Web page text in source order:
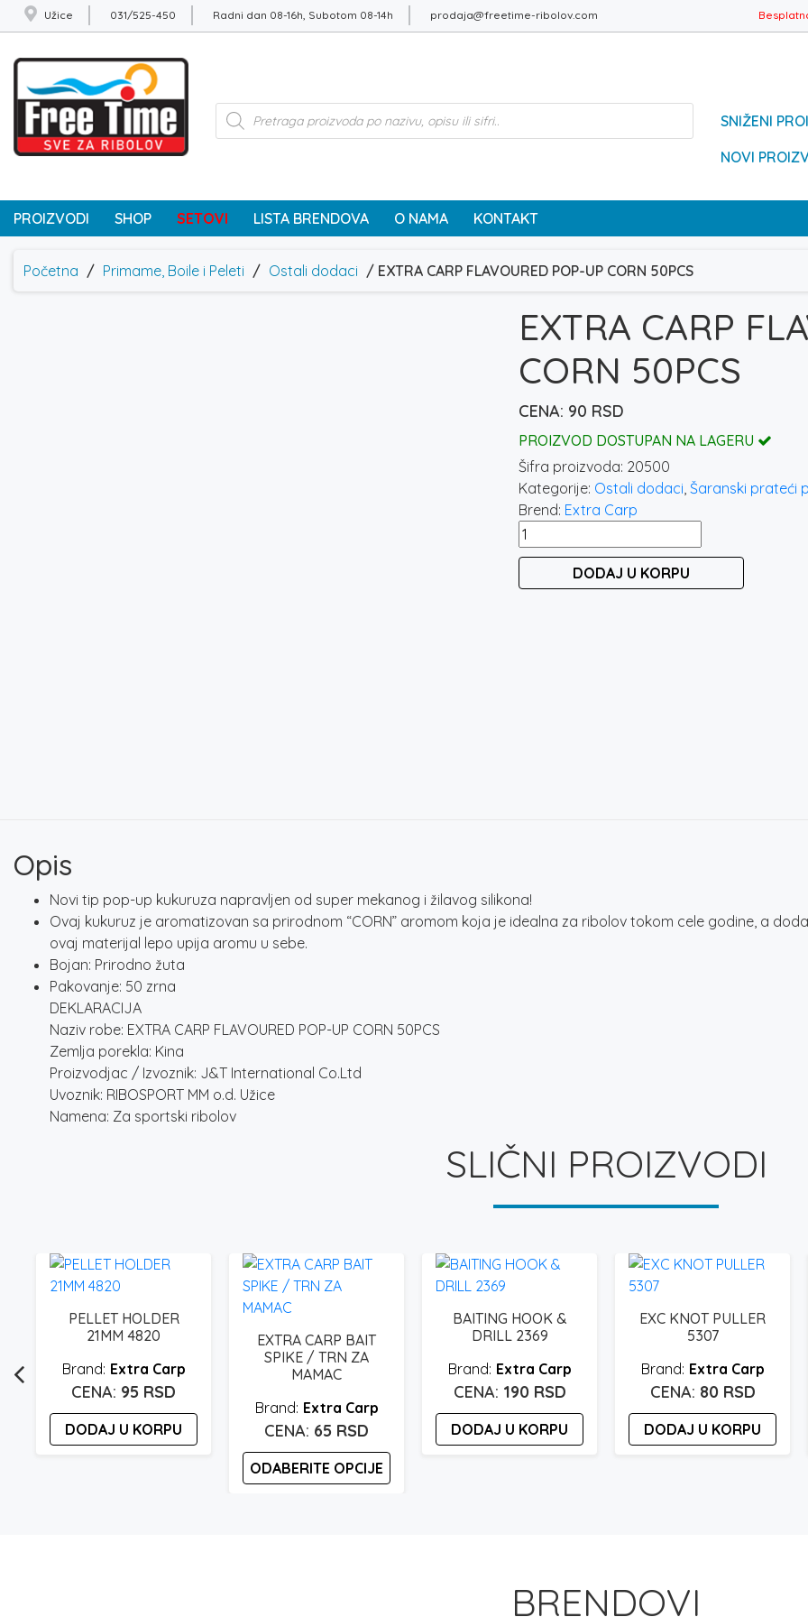
Užice 031/525-450 Radni dan 08-16h, Subotom 08-14h prodaja@freetime-ribolov.com
Products
search
SNIŽENI
NOVI
PROIZVODI SHOP SETOVI LISTA BRENDOVA O NAMA KONTAKT
Početna / Primame, Boile i Peleti / Ostali dodaci / EXTRA CARP FLAVOURED POP-UP CORN 50PCS
EXTRA CARP
CORN 50PCS
90 RSD
PROIZVOD DOSTUPAN NA LAGERU
Šifra proizvoda: 20500
Kategorije: Ostali dodaci Šaranski prateći
Brend: Extra Carp
EXTRA
CARP
FLAVOURED
POP-
DODAJ U KORPU
Opis
Novi tip pop-up kukuruza napravljen od super mekanog i žilavog silikona!
Ovaj kukuruz je aromatizovan sa prirodnom “CORN” aromom koja je idealna za ribolov tokom cele godine, a
ovaj materijal lepo upija aromu u sebe.
Bojan: Prirodno žuta
Pakovanje: 50 zrna
DEKLARACIJA
Naziv robe: EXTRA CARP FLAVOURED POP-UP CORN 50PCS
Zemlja porekla: Kina
Proizvodjac / Izvoznik: J&T International Co.Ltd
Uvoznik: RIBOSPORT MM o.d. Užice
Namena: Za sportski ribolov
SLIČNI PROIZVODI
PELLET HOLDER
21MM 4820
Extra Carp
95 RSD
DODAJ U KORPU
EXTRA CARP BAIT
SPIKE / TRN ZA
MAMAC
Extra Carp
65 RSD
ODABERITE OPCIJE
BAITING HOOK &
DRILL 2369
Extra Carp
190 RSD
DODAJ U KORPU
EXC KNOT PULLER
5307
Extra Carp
80 RSD
DODAJ U KORPU
BRENDOVI